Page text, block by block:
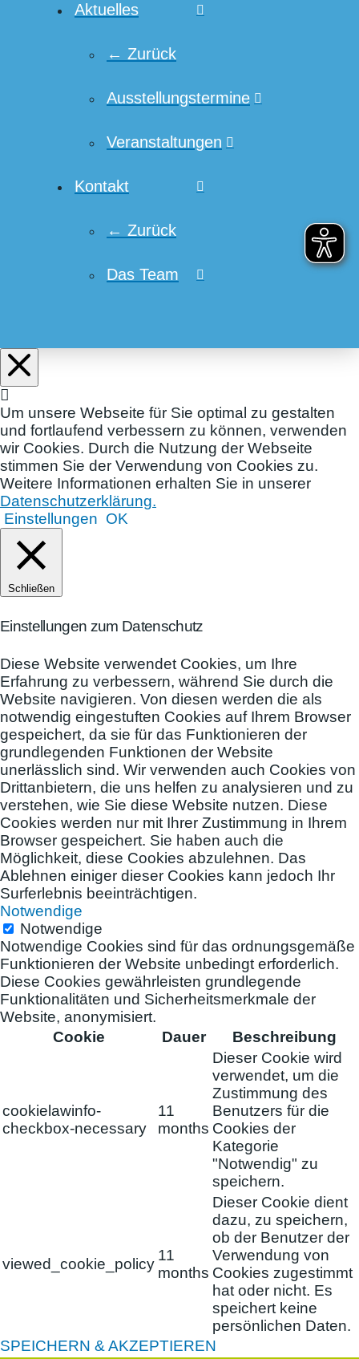
Aktuelles
← Zurück
Ausstellungstermine
Veranstaltungen
Kontakt
← Zurück
Das Team
Um unsere Webseite für Sie optimal zu gestalten
und fortlaufend verbessern zu können, verwenden
wir Cookies. Durch die Nutzung der Webseite
stimmen Sie der Verwendung von Cookies zu.
Weitere Informationen erhalten Sie in unserer
Datenschutzerklärung.
Einstellungen OK
Schließen
Einstellungen zum Datenschutz
Diese Website verwendet Cookies, um Ihre
Erfahrung zu verbessern, während Sie durch die
Website navigieren. Von diesen werden die als
notwendig eingestuften Cookies auf Ihrem Browser
gespeichert, da sie für das Funktionieren der
grundlegenden Funktionen der Website
unerlässlich sind. Wir verwenden auch Cookies von
Drittanbietern, die uns helfen zu analysieren und zu
verstehen, wie Sie diese Website nutzen. Diese
Cookies werden nur mit Ihrer Zustimmung in Ihrem
Browser gespeichert. Sie haben auch die
Möglichkeit, diese Cookies abzulehnen. Das
Ablehnen einiger dieser Cookies kann jedoch Ihr
Surferlebnis beeinträchtigen.
Notwendige
Notwendige
Notwendige Cookies sind für das ordnungsgemäße
Funktionieren der Website unbedingt erforderlich.
Diese Cookies gewährleisten grundlegende
Funktionalitäten und Sicherheitsmerkmale der
Website, anonymisiert.
Cookie
Dauer Beschreibung
cookielawinfo-
checkbox-necessary
11
months
Dieser Cookie wird
verwendet, um die
Zustimmung des
Benutzers für die
Cookies der
Kategorie
"Notwendig" zu
speichern.
viewed_cookie_policy
11
months
Dieser Cookie dient
dazu, zu speichern,
ob der Benutzer der
Verwendung von
Cookies zugestimmt
hat oder nicht. Es
speichert keine
persönlichen Daten.
SPEICHERN & AKZEPTIEREN